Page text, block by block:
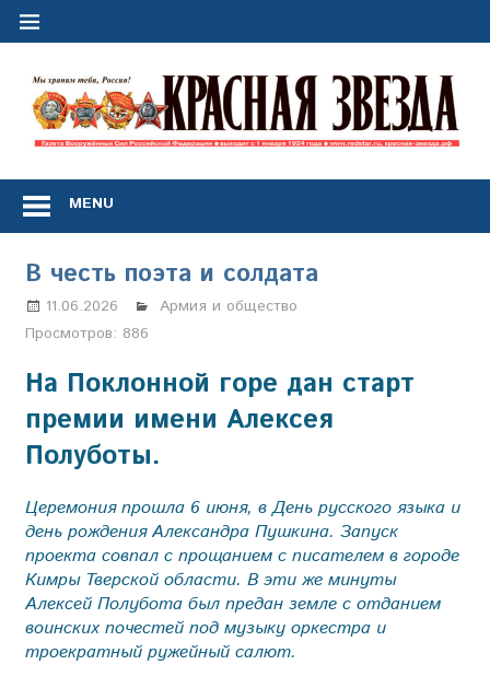
Перейти
Сил
Российской
Федерации
*
выходит
с
января
1924
года
MENU
В честь поэта и солдата
11.06.2026 Марина Щербакова
Армия и общество
Просмотров: 886
На Поклонной горе дан старт
премии имени Алексея
Полуботы.
Церемония прошла 6 июня, в День русского языка и
день рождения Александра Пушкина. Запуск
проекта совпал с прощанием с писателем в городе
Кимры Тверской области. В эти же минуты
Алексей Полубота был предан земле с отданием
воинских почестей под музыку оркестра и
троекратный ружейный салют.